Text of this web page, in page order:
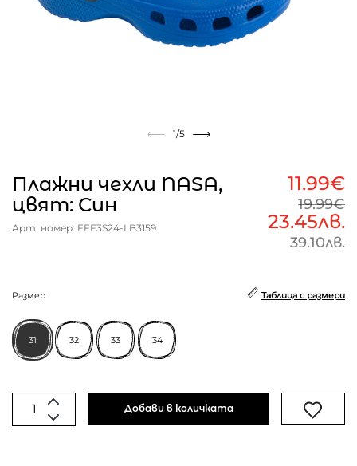
1/5
Плажни чехли NASA,
цвят: Син
Арт. номер: FFF3S24-LB3159
11.99€
19.99€
23.45лв.
39.10лв.
Размер Таблица с размери
31 32 33 34
Добави в количката